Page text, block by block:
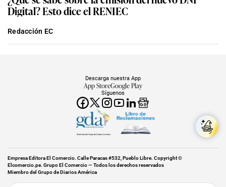
¿Vas a viajar? Así puedes obtener tu pasaporte
electrónico siendo mayor de edad